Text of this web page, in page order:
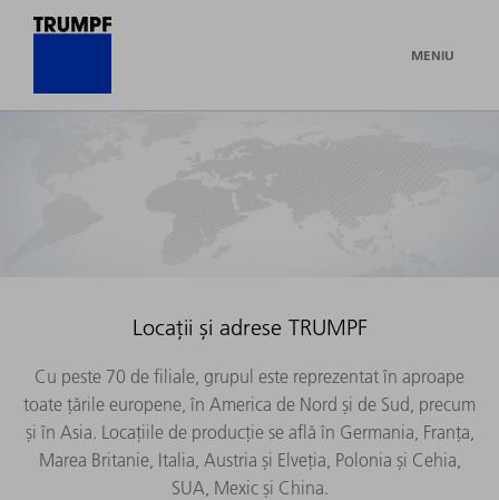
MENIU
Locații și adrese TRUMPF
Cu peste 70 de filiale, grupul este reprezentat în aproape
toate țările europene, în America de Nord și de Sud, precum
și în Asia. Locațiile de producție se află în Germania, Franța,
Marea Britanie, Italia, Austria și Elveția, Polonia și Cehia,
SUA, Mexic și China.